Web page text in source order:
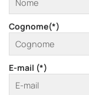
Cognome(*)
E-mail (*)